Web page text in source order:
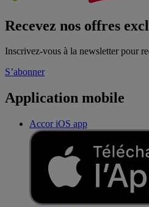
Recevez nos offres
Inscrivez-vous à la newsletter pour
S’abonner
Application mobile
Accor iOS app